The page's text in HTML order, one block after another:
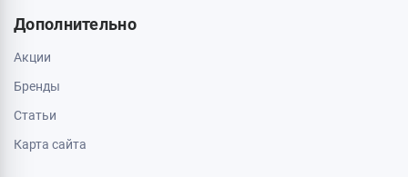
Дополнительно
Акции
Бренды
Статьи
Карта сайта